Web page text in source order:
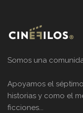
Somos una
Apoyamos el
historias y como el
ficciones...